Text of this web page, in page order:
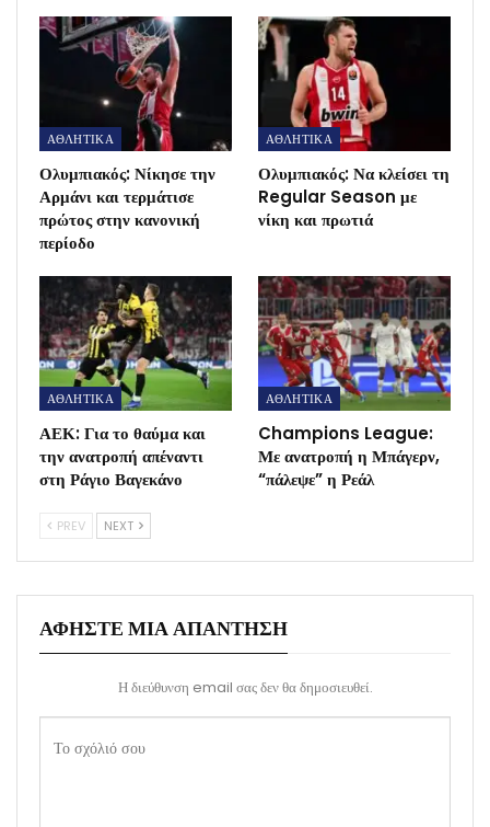
ΑΘΛΗΤΙΚΑ
Ολυμπιακός: Νίκησε την
Αρμάνι και τερμάτισε
πρώτος στην κανονική
περίοδο
ΑΘΛΗΤΙΚΑ
Ολυμπιακός: Να κλείσει τη
Regular Season με
νίκη και πρωτιά
ΑΘΛΗΤΙΚΑ
ΑΕΚ: Για το θαύμα και
την ανατροπή απέναντι
στη Ράγιο Βαγεκάνο
ΑΘΛΗΤΙΚΑ
Champions League:
Με ανατροπή η Μπάγερν,
“πάλεψε” η Ρεάλ
PREV NEXT
ΑΦΉΣΤΕ ΜΙΑ ΑΠΆΝΤΗΣΗ
Η διεύθυνση email σας δεν θα δημοσιευθεί.